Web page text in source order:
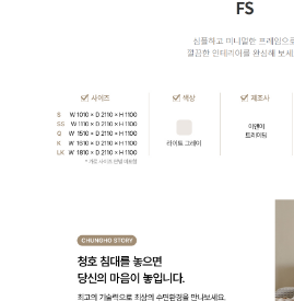
WI-60C9600CM | 52,900
WF-80S9600M | 63,900
WF-70S9600M | 59,900
WF-55S9600M | 56,900